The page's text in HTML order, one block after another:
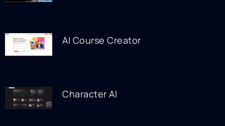
AI Course Creator
Character AI